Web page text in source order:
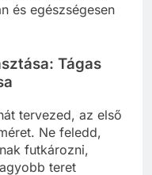
és egészségesen
Tágas
tervezed, az első
Ne feledd,
futkározni,
teret